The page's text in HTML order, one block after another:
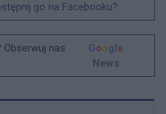
go na Facebooku?
Obserwuj nas
Google
News